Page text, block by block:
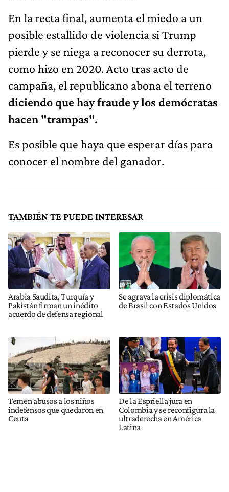
En la recta final, aumenta el miedo a un
posible estallido de violencia si Trump
pierde y se niega a reconocer su derrota,
como hizo en 2020. Acto tras acto de
campaña, el republicano abona el terreno
diciendo que hay fraude y los demócratas
hacen "trampas".
Es posible que haya que esperar días para
conocer el nombre del ganador.
TAMBIÉN TE PUEDE INTERESAR
Arabia Saudita, Turquía y
Pakistán firman un inédito
acuerdo de defensa regional
Se agrava la crisis diplomática
de Brasil con Estados Unidos
Temen abusos a los niños
indefensos que quedaron en
Ceuta
De la Espriella jura en
Colombia y se reconfigura la
ultraderecha en América
Latina